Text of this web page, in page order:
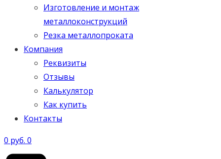
Изготовление и монтаж
металлоконструкций
Резка металлопроката
Компания
Реквизиты
Отзывы
Калькулятор
Как купить
Контакты
0 руб. 0